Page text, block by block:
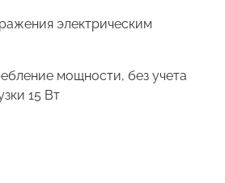
электрическим
мощности, без учета
15 Вт